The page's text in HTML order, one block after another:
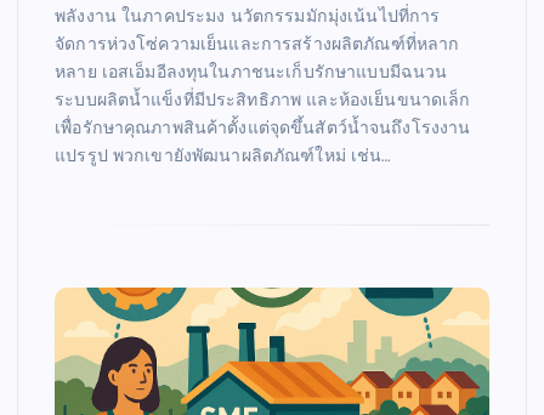
พลังงาน ในภาคประมง นวัตกรรมมักมุ่งเน้นไปที่การ
จัดการห่วงโซ่ความเย็นและการสร้างผลิตภัณฑ์ที่หลาก
หลาย เอสเอ็มอีลงทุนในภาชนะเก็บรักษาแบบมีฉนวน
ระบบผลิตน้ำแข็งที่มีประสิทธิภาพ และห้องเย็นขนาดเล็ก
เพื่อรักษาคุณภาพสินค้าตั้งแต่จุดขึ้นสัตว์น้ำจนถึงโรงงาน
แปรรูป พวกเขายังพัฒนาผลิตภัณฑ์ใหม่ เช่น…